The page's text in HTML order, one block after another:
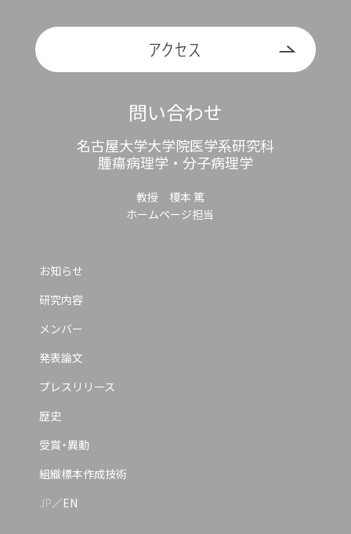
問い合わせ
名古屋大学大学院医学系研究科
腫瘍病理学・分子病理学
教授 榎本 篤
ホームページ担当
お知らせ
研究内容
メンバー
発表論文
プレスリリース
歴史
受賞・異動
組織標本作成技術
JP／EN